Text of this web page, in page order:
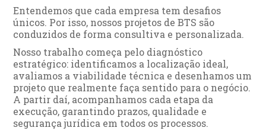
Entendemos que cada empresa tem desafios
únicos. Por isso, nossos projetos de BTS são
conduzidos de forma consultiva e personalizada.
Nosso trabalho começa pelo diagnóstico
estratégico: identificamos a localização ideal,
avaliamos a viabilidade técnica e desenhamos um
projeto que realmente faça sentido para o negócio.
A partir daí, acompanhamos cada etapa da
execução, garantindo prazos, qualidade e
segurança jurídica em todos os processos.